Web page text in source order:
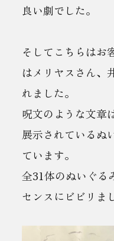
良い劇でした。
そしてこちらはお
はメリヤスさん、
れました。
呪文のような文章
展示されているぬ
ています。
全31体のぬいぐる
センスにビビリま